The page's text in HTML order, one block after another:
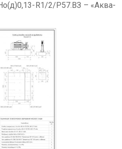
R1/2/Р57.ВЗ – «Аква-